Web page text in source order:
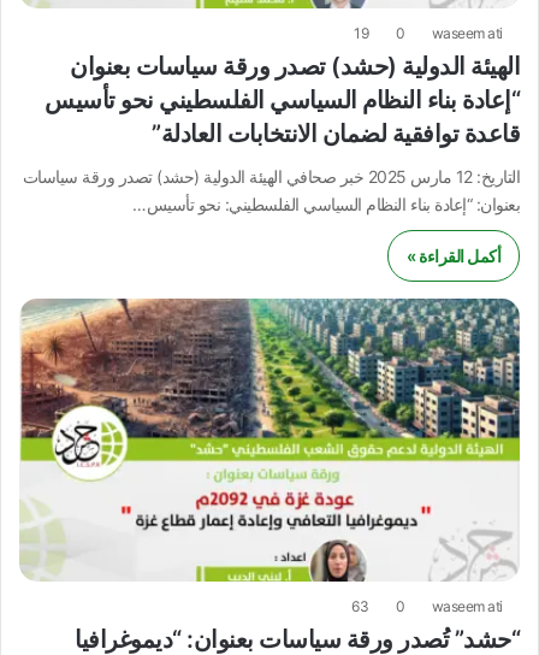
waseem ati
0
19
الهيئة الدولية (حشد) تصدر ورقة سياسات بعنوان
“إعادة بناء النظام السياسي الفلسطيني نحو تأسيس
قاعدة توافقية لضمان الانتخابات العادلة”
التاريخ: 12 مارس 2025 خبر صحافي الهيئة الدولية (حشد) تصدر ورقة سياسات
بعنوان: “إعادة بناء النظام السياسي الفلسطيني: نحو تأسيس…
أكمل القراءة »
waseem ati
0
63
“حشد” تُصدر ورقة سياسات بعنوان: “ديموغرافيا